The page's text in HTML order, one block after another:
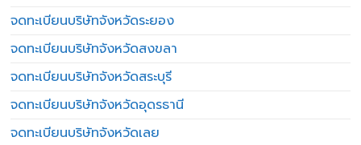
จดทะเบียนบริษัทจังหวัดระยอง
จดทะเบียนบริษัทจังหวัดสงขลา
จดทะเบียนบริษัทจังหวัดสระบุรี
จดทะเบียนบริษัทจังหวัดอุดรธานี
จดทะเบียนบริษัทจังหวัดเลย